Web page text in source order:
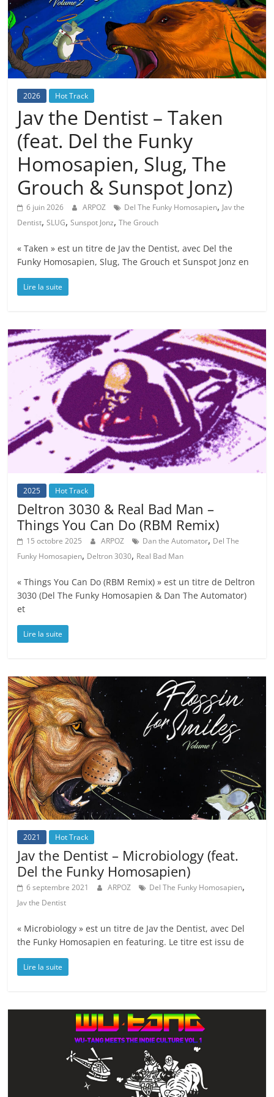
2026 Hot Track
Jav the Dentist – Taken
(feat. Del the Funky
Homosapien, Slug, The
Grouch & Sunspot Jonz)
6 juin 2026 ARPOZ Del The Funky Homosapien, Jav the
Dentist,SLUG,Sunspot Jonz,The Grouch
« Taken » est un titre de Jav the Dentist, avec Del the
Funky Homosapien, Slug, The Grouch et Sunspot Jonz en
Lire la suite
2025 Hot Track
Deltron 3030 & Real Bad Man –
Things You Can Do (RBM Remix)
15 octobre 2025 ARPOZ Dan the Automator, Del The
Funky Homosapien, Deltron 3030, Real Bad Man
« Things You Can Do (RBM Remix) » est un titre de Deltron
3030 (Del The Funky Homosapien & Dan The Automator)
et
Lire la suite
2021 Hot Track
Jav the Dentist – Microbiology (feat.
Del the Funky Homosapien)
6 septembre 2021 ARPOZ Del The Funky Homosapien,
Jav the Dentist
« Microbiology » est un titre de Jav the Dentist, avec Del
the Funky Homosapien en featuring. Le titre est issu de
Lire la suite